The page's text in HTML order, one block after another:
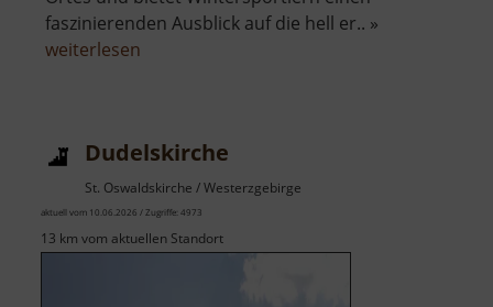
faszinierenden Ausblick auf die hell er.. »
weiterlesen
Reicheltberg
Dudelskirche
St. Oswaldskirche / Westerzgebirge
aktuell vom 10.06.2026 / Zugriffe: 4973
13 km vom aktuellen Standort